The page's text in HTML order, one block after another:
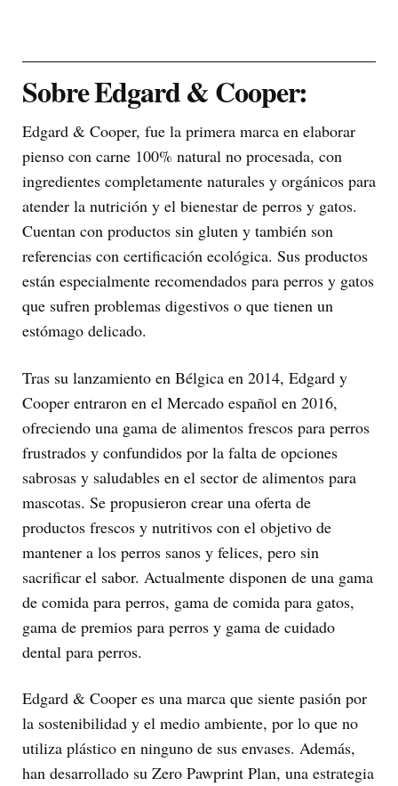
Sobre Edgard & Cooper:
Edgard & Cooper, fue la primera marca en elaborar
pienso con carne 100% natural no procesada, con
ingredientes completamente naturales y orgánicos para
atender la nutrición y el bienestar de perros y gatos.
Cuentan con productos sin gluten y también son
referencias con certificación ecológica. Sus productos
están especialmente recomendados para perros y gatos
que sufren problemas digestivos o que tienen un
estómago delicado.
Tras su lanzamiento en Bélgica en 2014, Edgard y
Cooper entraron en el Mercado español en 2016,
ofreciendo una gama de alimentos frescos para perros
frustrados y confundidos por la falta de opciones
sabrosas y saludables en el sector de alimentos para
mascotas. Se propusieron crear una oferta de
productos frescos y nutritivos con el objetivo de
mantener a los perros sanos y felices, pero sin
sacrificar el sabor. Actualmente disponen de una gama
de comida para perros, gama de comida para gatos,
gama de premios para perros y gama de cuidado
dental para perros.
Edgard & Cooper es una marca que siente pasión por
la sostenibilidad y el medio ambiente, por lo que no
utiliza plástico en ninguno de sus envases. Además,
han desarrollado su Zero Pawprint Plan, una estrategia